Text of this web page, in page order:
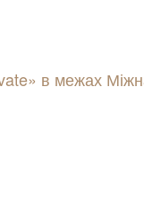
в межах